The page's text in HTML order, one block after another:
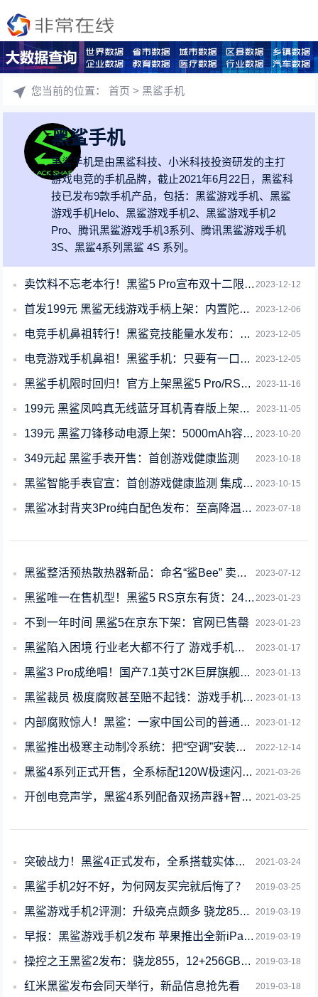
您当前的位置：首页 > 黑鲨手机
黑鲨手机
黑鲨手机是由黑鲨科技、小米科技投资研发的主打
游戏电竞的手机品牌，截止2021年6月22日，黑鲨科
技已发布9款手机产品，包括：黑鲨游戏手机、黑鲨
游戏手机Helo、黑鲨游戏手机2、黑鲨游戏手机2
Pro、腾讯黑鲨游戏手机3系列、腾讯黑鲨游戏手机
3S、黑鲨4系列黑鲨 4S 系列。
2023-12-12
卖饮料不忘老本行！黑鲨5 Pro宣布双十二限时购：3999元
2023-12-06
首发199元 黑鲨无线游戏手柄上架：内置陀螺仪 三模连接
2023-12-05
电竞手机鼻祖转行！黑鲨竞技能量水发布：6元/瓶 0脂、0阿斯巴甜
2023-12-05
电竞游戏手机鼻祖！黑鲨手机：只要有一口气还在就要走下去
2023-11-16
黑鲨手机限时回归！官方上架黑鲨5 Pro/RS：骁龙888还卖2999元
2023-11-05
199元 黑鲨凤鸣真无线蓝牙耳机青春版上架：40dB深度降噪
2023-10-20
139元 黑鲨刀锋移动电源上架：5000mAh容量仅9.1mm厚
2023-10-18
349元起 黑鲨手表开售：首创游戏健康监测
2023-10-15
黑鲨智能手表官宣：首创游戏健康监测 集成文心一言
2023-07-18
黑鲨冰封背夹3Pro纯白配色发布：至高降温30℃
2023-07-12
黑鲨整活预热散热器新品：命名“鲨Bee” 卖天价
2023-01-23
黑鲨唯一在售机型！黑鲨5 RS京东有货：2499元
2023-01-23
不到一年时间 黑鲨5在京东下架：官网已售罄
2023-01-17
黑鲨陷入困境 行业老大都不行了 游戏手机厂商出路何在？
2023-01-13
黑鲨3 Pro成绝唱！国产7.1英寸2K巨屏旗舰后继无人
2023-01-13
黑鲨裁员 极度腐败甚至赔不起钱：游戏手机还能苟多久？
2023-01-12
内部腐败惊人！黑鲨：一家中国公司的普通失败
2022-12-14
黑鲨推出极寒主动制冷系统：把“空调”安装在手机上
2021-03-26
黑鲨4系列正式开售，全系标配120W极速闪充与磁动力升降肩键
2021-03-25
开创电竞声学，黑鲨4系列配备双扬声器+智能功放+平衡立体声
2021-03-24
突破战力！黑鲨4正式发布，全系搭载实体肩键2499元起
2019-03-25
黑鲨手机2好不好，为何网友买完就后悔了？
2019-03-19
黑鲨游戏手机2评测：升级亮点颇多 骁龙855反而是最不起眼的那个
2019-03-19
早报：黑鲨游戏手机2发布 苹果推出全新iPad Air与iPad mini 5
2019-03-18
操控之王黑鲨2发布：骁龙855，12+256GB版4199元
2019-03-18
红米黑鲨发布会同天举行，新品信息抢先看